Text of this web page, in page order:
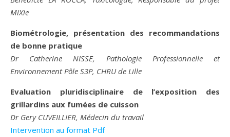
MiXie
Biométrologie, présentation des recommandations
de bonne pratique
Dr Catherine NISSE, Pathologie Professionnelle et
Environnement Pôle S3P, CHRU de Lille
Evaluation pluridisciplinaire de l’exposition des
grillardins aux fumées de cuisson
Dr Gery CUVEILLIER, Médecin du travail
Intervention au format Pdf